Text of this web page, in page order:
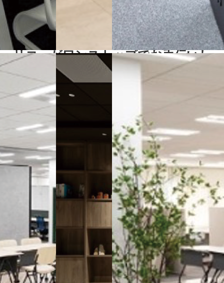
デジタルサービス×ワークプレイスの融合で
働く人の効率と快適さの両立
リコーがワンストップでお手伝いし
ます！